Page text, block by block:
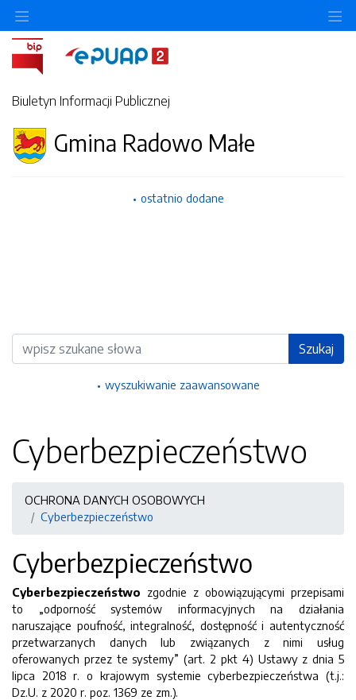
Biuletyn Informacji Publicznej
Gmina Radowo Małe
ostatnio dodane
Wyszukiwarka Szukaj
wyszukiwanie zaawansowane
Cyberbezpieczeństwo
OCHRONA DANYCH OSOBOWYCH
Cyberbezpieczeństwo
Cyberbezpieczeństwo
Cyberbezpieczeństwo zgodnie z obowiązującymi przepisami
to „odporność systemów informacyjnych na działania
naruszające poufność, integralność, dostępność i autentyczność
przetwarzanych danych lub związanych z nimi usług
oferowanych przez te systemy” (art. 2 pkt 4) Ustawy z dnia 5
lipca 2018 r. o krajowym systemie cyberbezpieczeństwa (t.j.:
Dz.U. z 2020 r. poz. 1369 ze zm.).